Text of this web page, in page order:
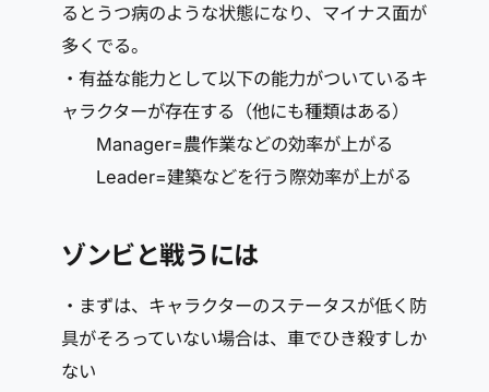
るとうつ病のような状態になり、マイナス面が
多くでる。
・有益な能力として以下の能力がついているキ
ャラクターが存在する（他にも種類はある）
Manager=農作業などの効率が上がる
Leader=建築などを行う際効率が上がる
ゾンビと戦うには
・まずは、キャラクターのステータスが低く防
具がそろっていない場合は、車でひき殺すしか
ない